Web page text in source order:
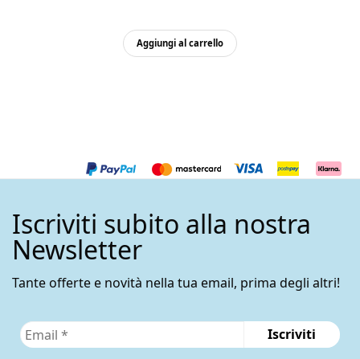
Aggiungi al carrello
Iscriviti subito alla nostra
Newsletter
Tante offerte e novità nella tua email, prima degli altri!